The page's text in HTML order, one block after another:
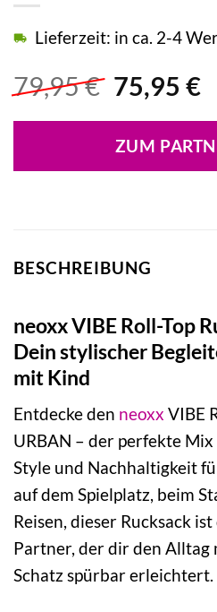
79,95€
war:
79,95 €
75,95 €
Lieferzeit: in ca. 2-4
ZUM
BESCHREIBUNG
neoxx VIBE Roll-Top
Dein stylischer
mit Kind
Entdecke den neoxx VIBE
URBAN – der perfekte
Style und Nachhaltigkeit
auf dem Spielplatz, beim
Reisen, dieser Rucksack
Partner, der dir den Alltag
Schatz spürbar erleichtert.